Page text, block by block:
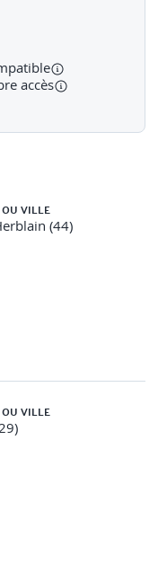
et non verbale en
famille de handicap
et éthique
susceptibles
sa mission de
des participants.
Alternance
contexte et
du
accès
VILLE
(44)
VILLE